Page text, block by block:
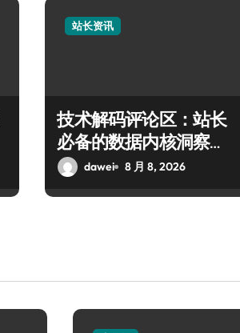
站长资讯
技术解码评论区：站长
必备的数据内核洞察与
价值提炼术
dawei 8 月 8, 2026